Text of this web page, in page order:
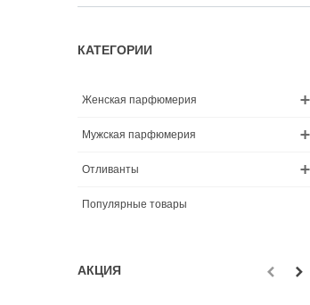
КАТЕГОРИИ
Женская парфюмерия
Мужская парфюмерия
Отливанты
Популярные товары
АКЦИЯ